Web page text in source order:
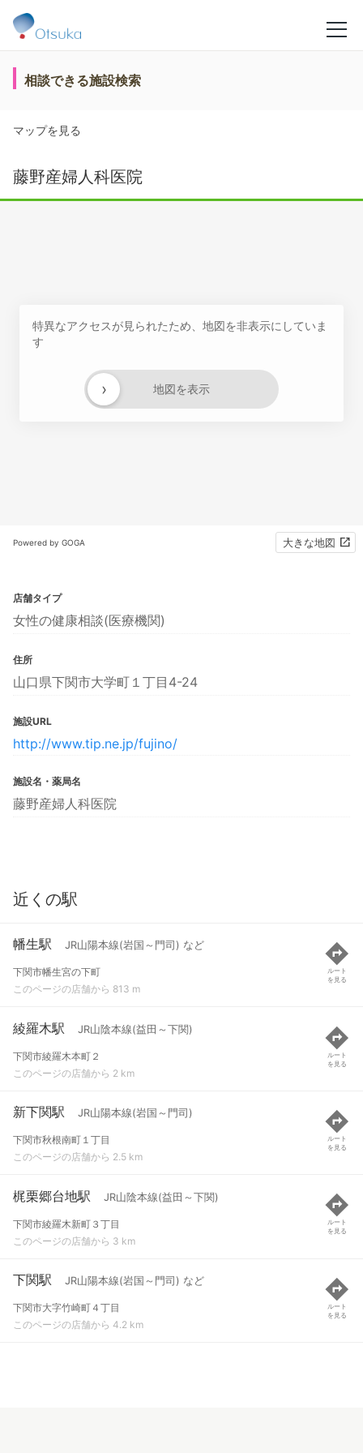
相談できる施設検索
マップを見る
藤野産婦人科医院
特異なアクセスが見られたため、地図を非表示にしていま
す
地図を表示
›
Powered by GOGA 大きな地図
店舗タイプ
女性の健康相談(医療機関)
住所
山口県下関市大学町１丁目4-24
施設URL
http://www.tip.ne.jp/fujino/
施設名・薬局名
藤野産婦人科医院
近くの駅
幡生駅 JR山陽本線(岩国～門司) など
下関市幡生宮の下町
このページの店舗から 813 m
ルート
を見る
綾羅木駅 JR山陰本線(益田～下関)
下関市綾羅木本町２
このページの店舗から 2 km
ルート
を見る
新下関駅 JR山陽本線(岩国～門司)
下関市秋根南町１丁目
このページの店舗から 2.5 km
ルート
を見る
梶栗郷台地駅 JR山陰本線(益田～下関)
下関市綾羅木新町３丁目
このページの店舗から 3 km
ルート
を見る
下関駅 JR山陽本線(岩国～門司) など
下関市大字竹崎町４丁目
このページの店舗から 4.2 km
ルート
を見る